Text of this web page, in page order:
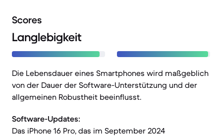
Scores
Langlebigkeit
Die Lebensdauer eines Smartphones wird maßgeblich
von der Dauer der Software-Unterstützung und der
allgemeinen Robustheit beeinflusst.
Software-Updates:
Das iPhone 16 Pro, das im September 2024